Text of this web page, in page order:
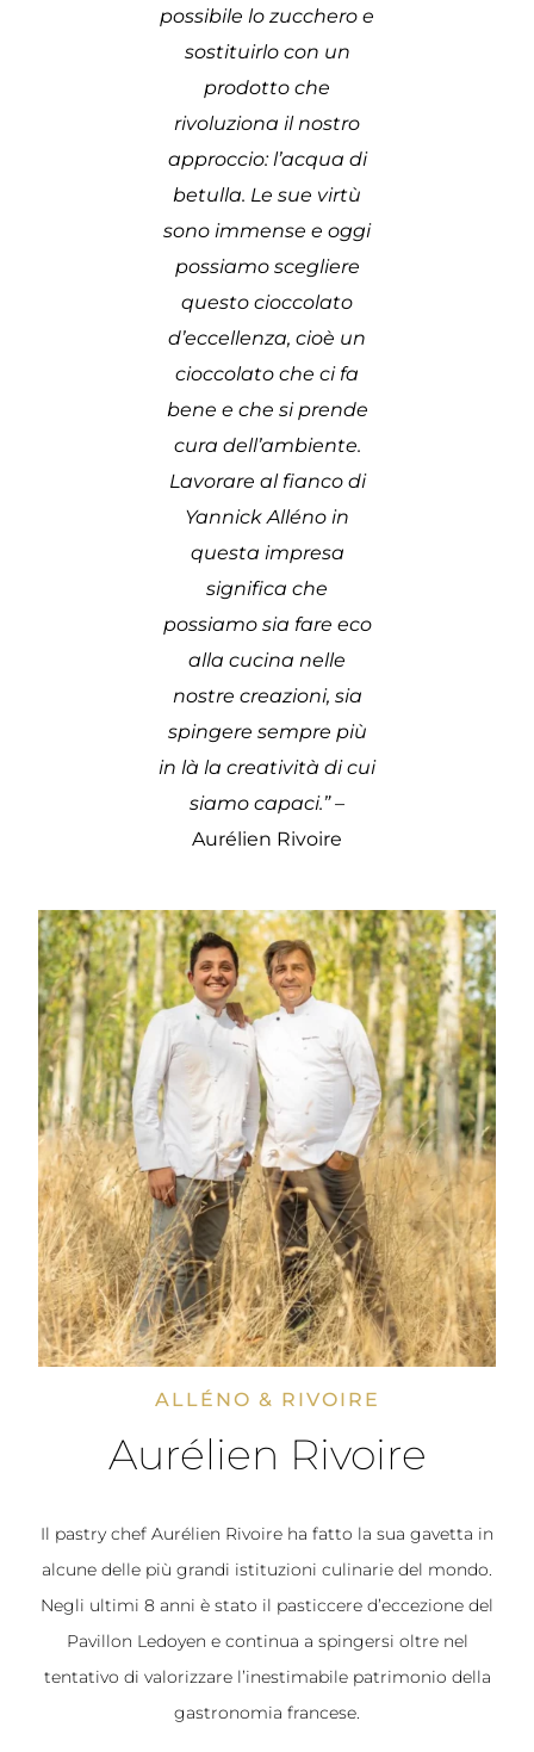
possibile lo zucchero e
sostituirlo con un
prodotto che
rivoluziona il nostro
approccio: l’acqua di
betulla. Le sue virtù
sono immense e oggi
possiamo scegliere
questo cioccolato
d’eccellenza, cioè un
cioccolato che ci fa
bene e che si prende
cura dell’ambiente.
Lavorare al fianco di
Yannick Alléno in
questa impresa
significa che
possiamo sia fare eco
alla cucina nelle
nostre creazioni, sia
spingere sempre più
in là la creatività di cui
siamo capaci.” –
Aurélien Rivoire
ALLÉNO & RIVOIRE
Aurélien Rivoire
Il pastry chef Aurélien Rivoire ha fatto la sua gavetta in
alcune delle più grandi istituzioni culinarie del mondo.
Negli ultimi 8 anni è stato il pasticcere d’eccezione del
Pavillon Ledoyen e continua a spingersi oltre nel
tentativo di valorizzare l’inestimabile patrimonio della
gastronomia francese.